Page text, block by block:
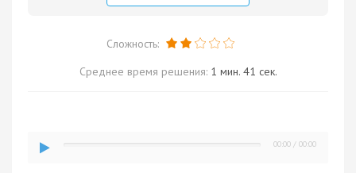
Сложность:
Среднее время решения: 1 мин. 41 сек.
00:00 / 00:00